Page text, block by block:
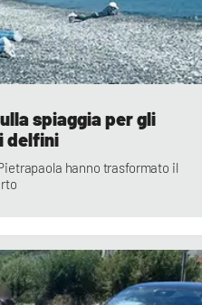
spiaggia per gli
delfini
hanno trasformato il